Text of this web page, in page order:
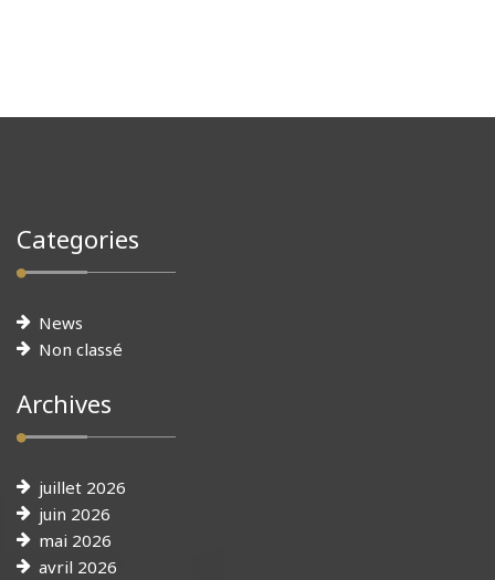
Categories
News
Non classé
Archives
juillet 2026
juin 2026
mai 2026
avril 2026